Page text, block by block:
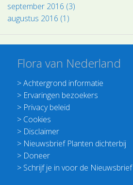
september 2016 (3)
augustus 2016 (1)
Flora van Nederland
>Achtergrond informatie
> Ervaringen bezoekers
> Privacy beleid
> Cookies
> Disclaimer
> Nieuwsbrief Planten dichterbij
> Doneer
> Schrijf je in voor de Nieuwsbrief